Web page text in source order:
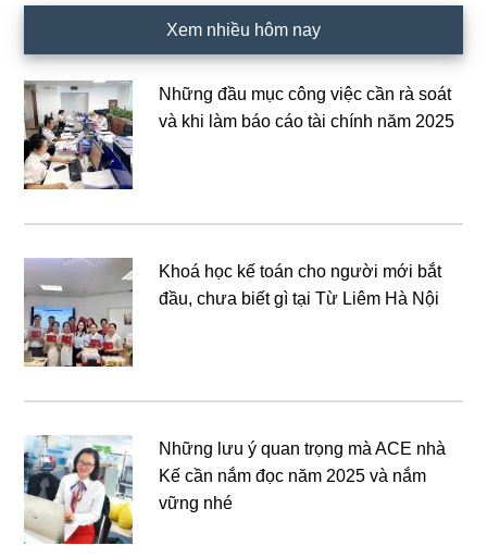
Xem nhiều hôm nay
Những đầu mục công việc cần rà soát
và khi làm báo cáo tài chính năm 2025
Khoá học kế toán cho người mới bắt
đầu, chưa biết gì tại Từ Liêm Hà Nội
Những lưu ý quan trọng mà ACE nhà
Kế cần nắm đọc năm 2025 và nắm
vững nhé